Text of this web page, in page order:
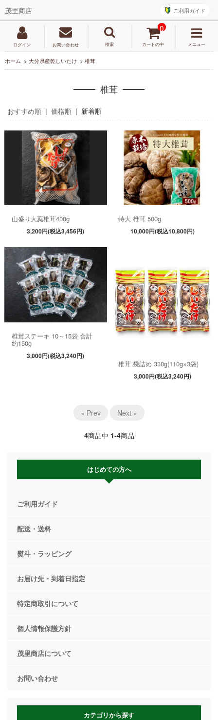
茂里商店 ご利用ガイド
ログイン お問い合わせ 検索 カートの中
0
メニュー
ホーム > 大分県産乾しいたけ > 椎茸
椎茸
おすすめ順 | 価格順 | 新着順
山盛り大葉椎茸400g
3,200円(税込3,456円)
特大 椎茸 500g
10,000円(税込10,800円)
椎茸ステーキ 10～15袋 合計
約150g
3,000円(税込3,240円)
椎茸 袋詰め 330g(110g×3袋)
3,000円(税込3,240円)
« Prev Next »
4商品中 1-4商品
はじめての方へ
ご利用ガイド
配送・送料
熨斗・ラッピング
お届け先・到着日指定
特定商取引について
個人情報保護方針
茂里商店について
お問い合わせ
カテゴリから探す